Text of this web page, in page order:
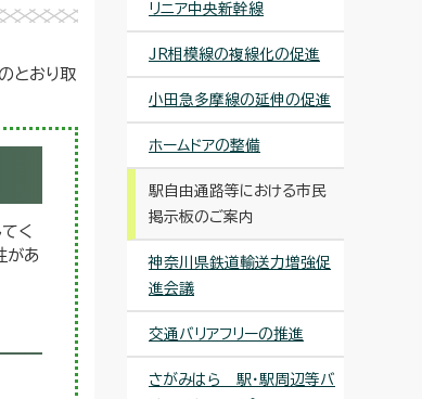
とおり取
く
があ
リニア中央新幹線
JR相模線の複線化の促進
小田急多摩線の延伸の促進
ホームドアの整備
駅自由通路等における市民
掲示板のご案内
神奈川県鉄道輸送力増強促
進会議
交通バリアフリーの推進
さがみはら 駅・駅周辺等バ